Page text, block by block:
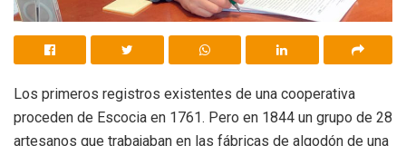
Los primeros registros existentes de una cooperativa
proceden de Escocia en 1761. Pero en 1844 un grupo de 28
artesanos que trabajaban en las fábricas de algodón de una